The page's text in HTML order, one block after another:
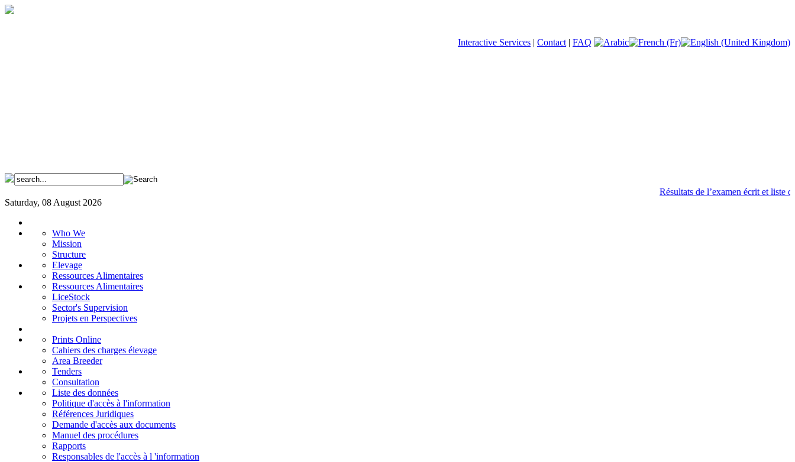
Interactive Services | Contact | FAQ
Résultats de l’examen écrit et liste
Saturday, 08 August 2026
Who We
Mission
Structure
Elevage
Ressources Alimentaires
Ressources Alimentaires
LiceStock
Sector's Supervision
Projets en Perspectives
Prints Online
Cahiers des charges élevage
Area Breeder
Tenders
Consultation
Liste des données
Politique d'accès à l'information
Références Juridiques
Demande d'accès aux documents
Manuel des procédures
Rapports
Responsables de l'accès à l 'information